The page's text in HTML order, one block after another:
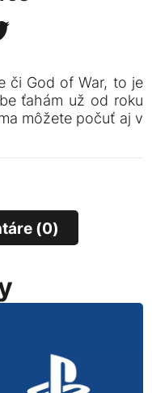
či God of War, to je
ťahám už od roku
môžete počuť aj v
(0)